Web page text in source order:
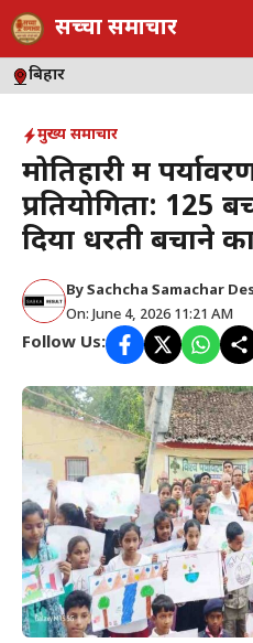
Skip
to
content
सच्चा समाचार
बिहार
मुख्य समाचार
मोतिहारी में
प्रतियोगिता: 125
दिया धरती बचाने
BySachcha Samachar
On: June 4, 2026 11:21 AM
Follow Us: